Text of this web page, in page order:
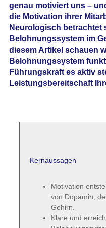
genau motiviert uns –
die Motivation ihrer
Neurologisch betrachtet
Belohnungssystem im
diesem Artikel schauen
Belohnungssystem
Führungskraft es aktiv
Leistungsbereitschaft
Kernaussagen
Motivation
von Dopamin,
Gehirn.
Klare und